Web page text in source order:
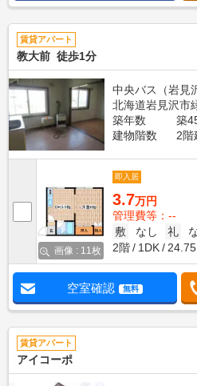
賃貸アパート
教大前 徒歩1分
中央バス（岩見
北海道岩見沢市
築年数
築
建物階数
2階
画像 : 11枚
即入居
3.7万円
管理費等：--
敷
なし 礼
2階
1DK
空室確認 無料
賃貸アパート
アイコーポ